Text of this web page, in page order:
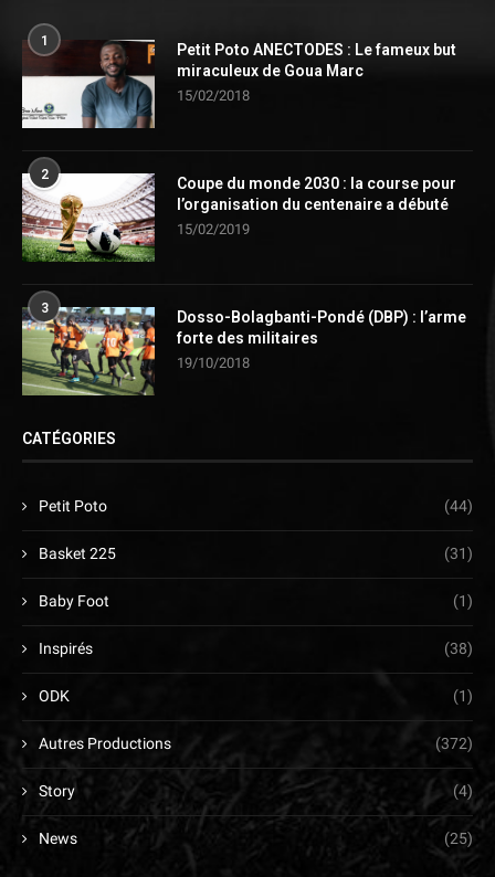
1
Petit Poto ANECTODES : Le fameux but
miraculeux de Goua Marc
15/02/2018
2
Coupe du monde 2030 : la course pour
l’organisation du centenaire a débuté
15/02/2019
3
Dosso-Bolagbanti-Pondé (DBP) : l’arme
forte des militaires
19/10/2018
CATÉGORIES
Petit Poto (44)
Basket 225 (31)
Baby Foot (1)
Inspirés (38)
ODK (1)
Autres Productions (372)
Story (4)
News (25)